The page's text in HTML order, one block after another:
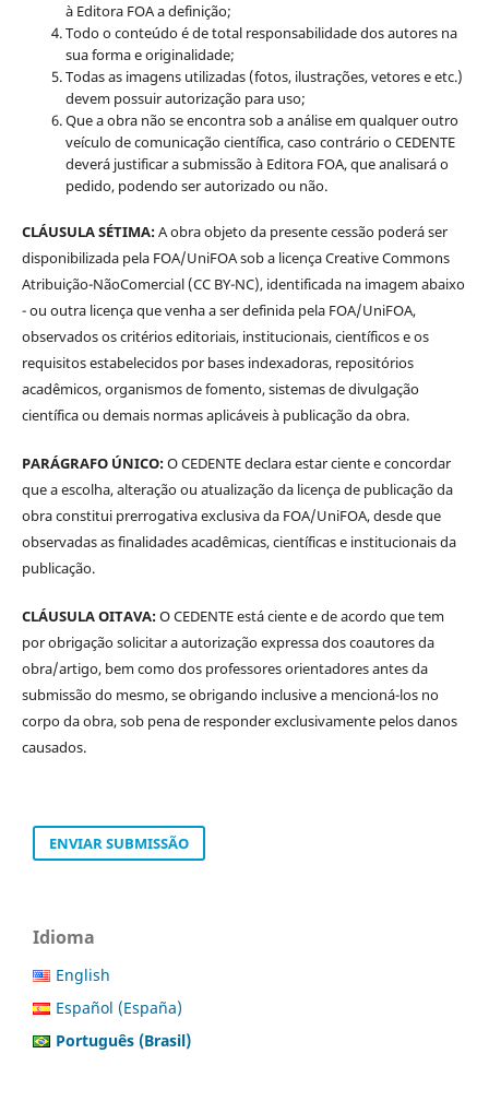
à Editora FOA a definição;
Todo o conteúdo é de total responsabilidade dos autores na
sua forma e originalidade;
Todas as imagens utilizadas (fotos, ilustrações, vetores e etc.)
devem possuir autorização para uso;
Que a obra não se encontra sob a análise em qualquer outro
veículo de comunicação científica, caso contrário o CEDENTE
deverá justificar a submissão à Editora FOA, que analisará o
pedido, podendo ser autorizado ou não.
CLÁUSULA SÉTIMA:A obra objeto da presente cessão poderá ser
disponibilizada pela FOA/UniFOA sob a licença Creative Commons
Atribuição-NãoComercial (CC BY-NC), identificada na imagem abaixo
- ou outra licença que venha a ser definida pela FOA/UniFOA,
observados os critérios editoriais, institucionais, científicos e os
requisitos estabelecidos por bases indexadoras, repositórios
acadêmicos, organismos de fomento, sistemas de divulgação
científica ou demais normas aplicáveis à publicação da obra.
PARÁGRAFO ÚNICO:O CEDENTE declara estar ciente e concordar
que a escolha, alteração ou atualização da licença de publicação da
obra constitui prerrogativa exclusiva da FOA/UniFOA, desde que
observadas as finalidades acadêmicas, científicas e institucionais da
publicação.
CLÁUSULA OITAVA:O CEDENTE está ciente e de acordo que tem
por obrigação solicitar a autorização expressa dos coautores da
obra/artigo, bem como dos professores orientadores antes da
submissão do mesmo, se obrigando inclusive a mencioná-los no
corpo da obra, sob pena de responder exclusivamente pelos danos
causados.
ENVIAR SUBMISSÃO
Idioma
English
Español (España)
Português (Brasil)